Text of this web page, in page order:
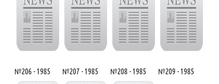
№206 - 1985 №207 - 1985 №208 - 1985 №209 - 1985